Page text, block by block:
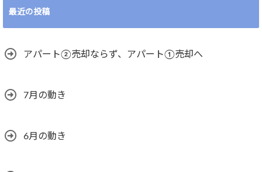
最近の投稿
アパート②売却ならず、アパート①売却へ
7月の動き
6月の動き